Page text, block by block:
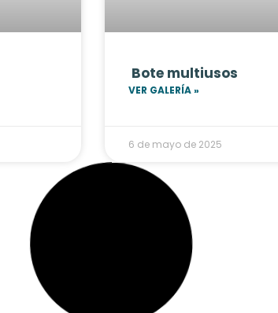
Bote multiusos
VER GALERÍA »
6 de mayo de 2025